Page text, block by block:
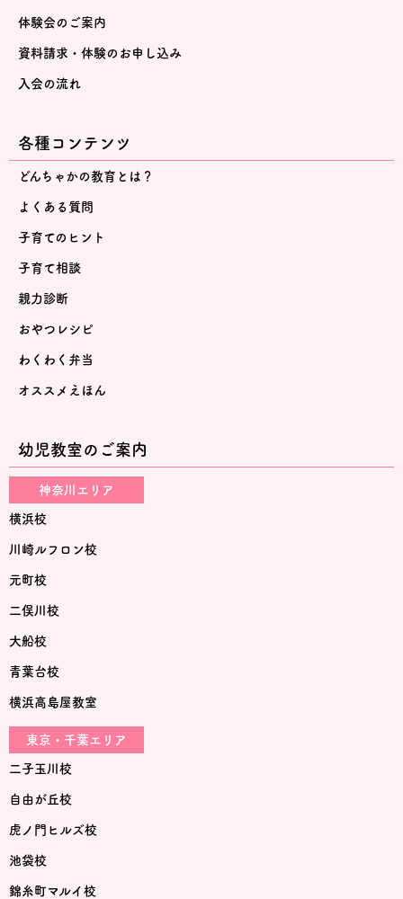
体験会のご案内
資料請求・体験のお申し込み
入会の流れ
各種コンテンツ
どんちゃかの教育とは？
よくある質問
子育てのヒント
子育て相談
親力診断
おやつレシピ
わくわく弁当
オススメえほん
幼児教室のご案内
神奈川エリア
横浜校
川崎ルフロン校
元町校
二俣川校
大船校
青葉台校
横浜高島屋教室
東京・千葉エリア
二子玉川校
自由が丘校
虎ノ門ヒルズ校
池袋校
錦糸町マルイ校